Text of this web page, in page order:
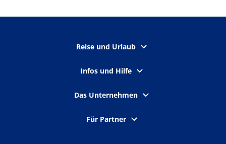
Reise und Urlaub
Infos und Hilfe
Das Unternehmen
Für Partner